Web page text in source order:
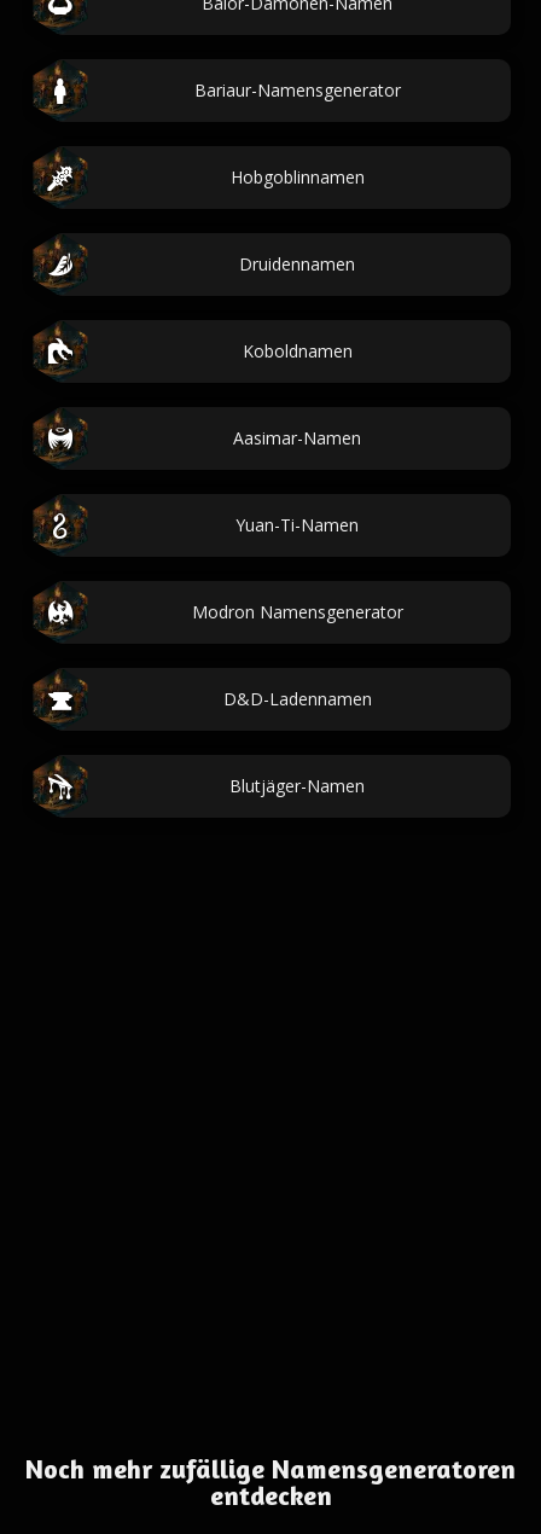
Bariaur-Namensgenerator
Hobgoblinnamen
Druidennamen
Koboldnamen
Aasimar-Namen
Yuan-Ti-Namen
Modron Namensgenerator
D&D-Ladennamen
Blutjäger-Namen
Noch mehr zufällige Namensgeneratoren
entdecken